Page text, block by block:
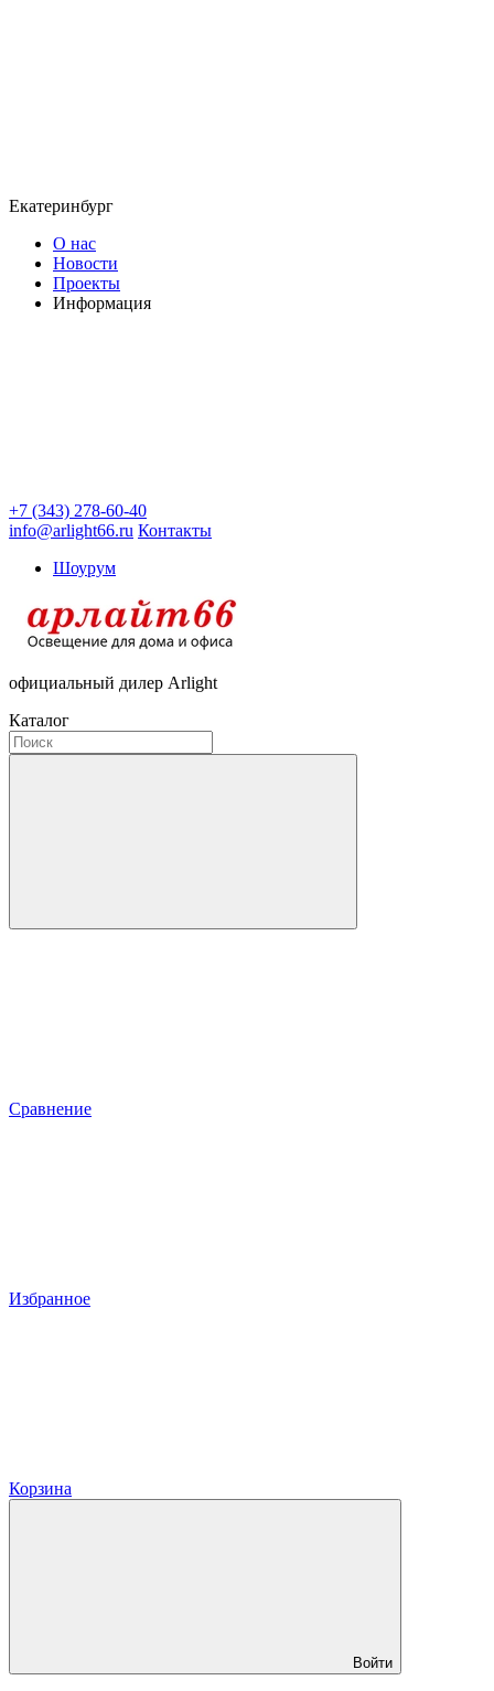
Екатеринбург
О нас
Новости
Проекты
Информация
+7 (343) 278-60-40
info@arlight66.ru Контакты
Шоурум
официальный дилер Arlight
Каталог
Сравнение
Избранное
Корзина
Войти